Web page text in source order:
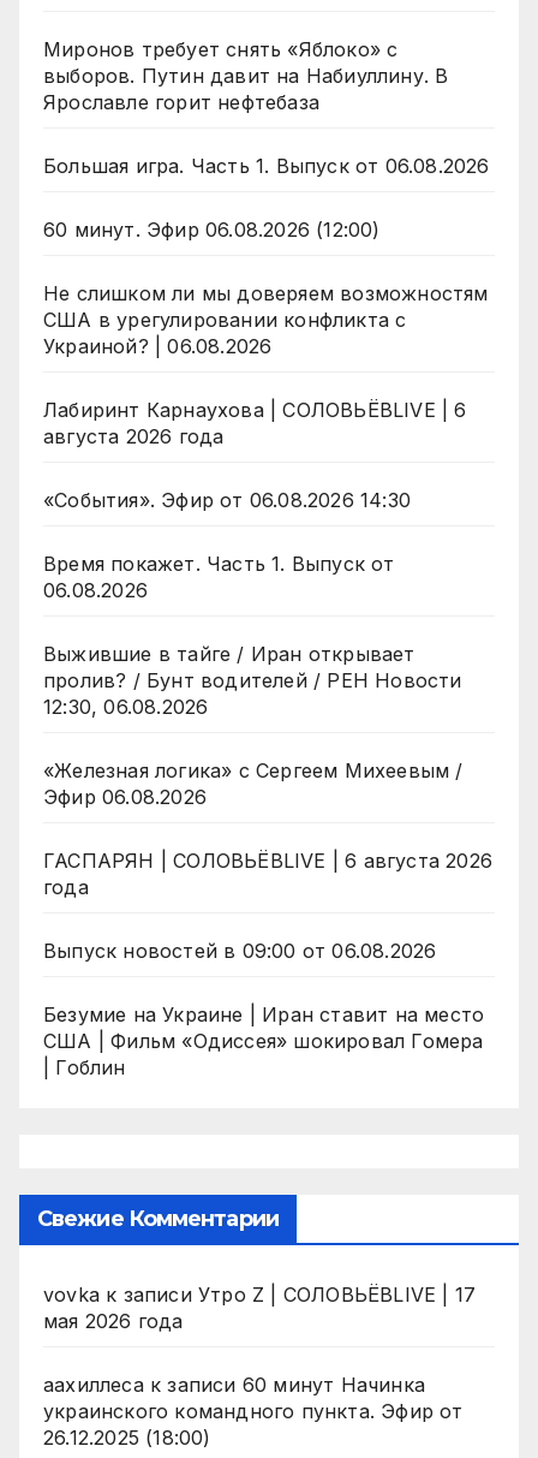
Миронов требует снять «Яблоко» с
выборов. Путин давит на Набиуллину. В
Ярославле горит нефтебаза
Большая игра. Часть 1. Выпуск от 06.08.2026
60 минут. Эфир 06.08.2026 (12:00)
Не слишком ли мы доверяем возможностям
США в урегулировании конфликта с
Украиной? | 06.08.2026
Лабиринт Карнаухова | СОЛОВЬЁВLIVE | 6
августа 2026 года
«События». Эфир от 06.08.2026 14:30
Время покажет. Часть 1. Выпуск от
06.08.2026
Выжившие в тайге / Иран открывает
пролив? / Бунт водителей / РЕН Новости
12:30, 06.08.2026
«Железная логика» с Сергеем Михеевым /
Эфир 06.08.2026
ГАСПАРЯН | СОЛОВЬЁВLIVE | 6 августа 2026
года
Выпуск новостей в 09:00 от 06.08.2026
Безумие на Украине | Иран ставит на место
США | Фильм «Одиссея» шокировал Гомера
| Гоблин
Свежие Комментарии
vovka к записи Утро Z | СОЛОВЬЁВLIVE | 17
мая 2026 года
аахиллесак записи 60 минут Начинка
украинского командного пункта. Эфир от
26.12.2025 (18:00)